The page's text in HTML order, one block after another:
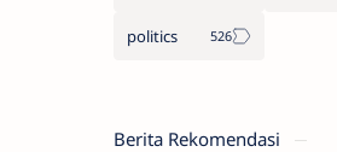
politics
Berita Rekomendasi